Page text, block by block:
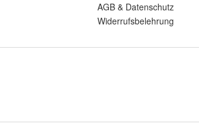
AGB & Datenschutz
Widerrufsbelehrung